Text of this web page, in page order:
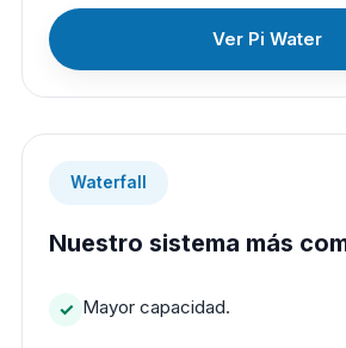
Ver Pi Water
Waterfall
Nuestro sistema más
Mayor capacidad.